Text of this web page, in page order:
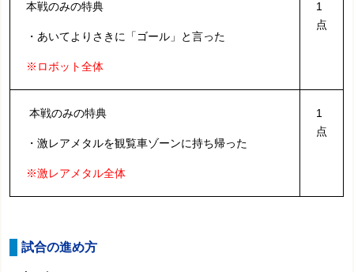
本戦のみの特典
・あいてよりさきに「ゴール」と言った
※ロボット全体
1
点
本戦のみの特典
・激レアメタルを観覧車ゾーンに持ち帰った
※激レアメタル全体
1
点
試合の進め方